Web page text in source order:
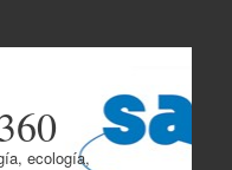
ecología,